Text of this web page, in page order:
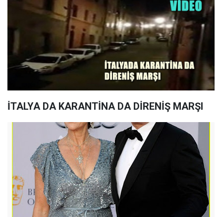
İTALYA DA KARANTİNA DA DİRENİŞ MARŞI